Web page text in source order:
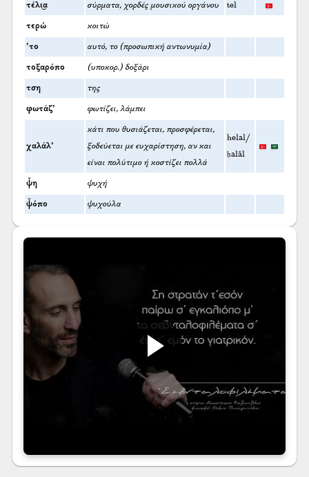
τέλι͜α σύρματα, χορδές μουσικού οργάνου tel
τερώ κοιτώ
’το αυτό, το (προσωπική αντωνυμία)
τοξαρόπο (υποκορ.) δοξάρι
τση της
φωτάζ’ φωτίζει, λάμπει
χαλάλ’
κάτι που θυσιάζεται, προσφέρεται,
ξοδεύεται με ευχαρίστηση, αν και
είναι πολύτιμο ή κοστίζει πολλά
helal/
ḥalāl
ψ̌η ψυχή
ψ̌όπο ψυχούλα